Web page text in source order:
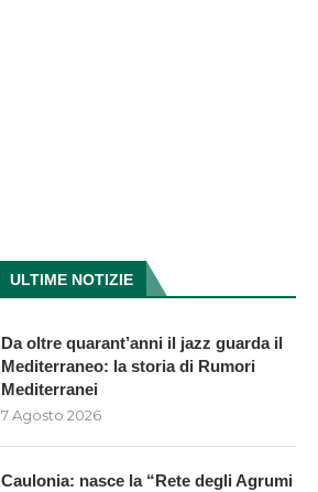
ULTIME NOTIZIE
Da oltre quarant’anni il jazz guarda il
Mediterraneo: la storia di Rumori
Mediterranei
7 Agosto 2026
Caulonia: nasce la “Rete degli Agrumi